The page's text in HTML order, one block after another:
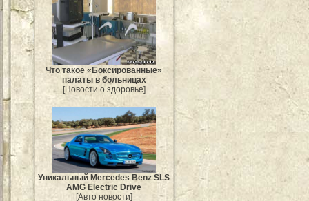
Что такое «Боксированные»
палаты в больницах
[Новости о здоровье]
Уникальный Mercedes Benz SLS
AMG Electric Drive
[Авто новости]